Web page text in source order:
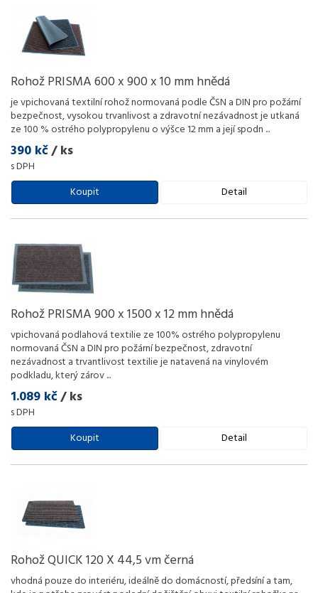
Rohož PRISMA 600 x 900 x 10 mm hnědá
je vpichovaná textilní rohož normovaná podle ČSN a DIN pro požární
bezpečnost, vysokou trvanlivost a zdravotní nezávadnost je utkaná
ze 100 % ostrého polypropylenu o výšce 12 mm a její spodn ...
390 kč/ ks
s DPH
Koupit
Detail
Rohož PRISMA 900 x 1500 x 12 mm hnědá
vpichovaná podlahová textilie ze 100% ostrého polypropylenu
normovaná ČSN a DIN pro požární bezpečnost, zdravotní
nezávadnost a trvantlivost textilie je natavená na vinylovém
podkladu, který zárov...
1.089 kč/ ks
s DPH
Koupit
Detail
Rohož QUICK 120 X 44,5 vm černá
vhodná pouze do interiéru, ideálně do domácností, předsíní a tam,